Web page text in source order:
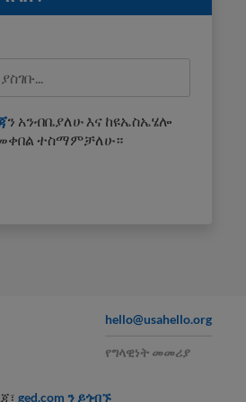
ን አንብቤያለሁ እና ከዩኤስኤሄሎ
ተስማምቻለሁ።
hello@usahello.org
የግላዊነት መመሪያ
ged.com ን ይጎብኙ